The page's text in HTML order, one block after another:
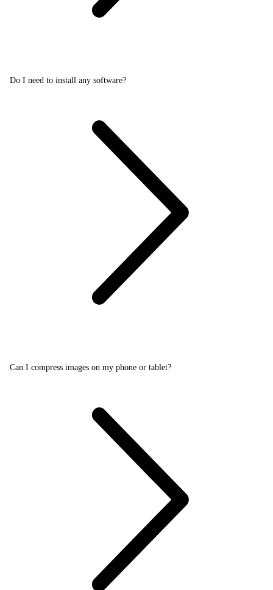
Do I need to install any software?
Can I compress images on my phone or tablet?